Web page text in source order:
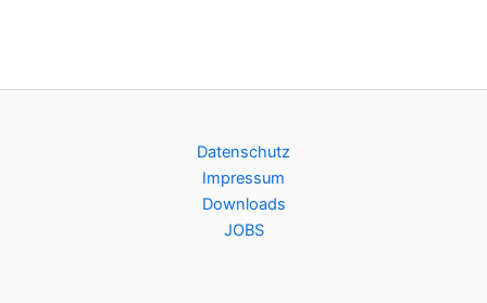
Datenschutz
Impressum
Downloads
JOBS